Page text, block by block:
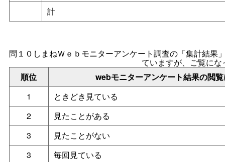
計
問１０しまねＷｅｂモニターアンケート調査の「集計結果
ていますが、ご覧に
順位
webモニターアンケート結果の閲
1
ときどき見ている
2
見たことがある
3
見たことがない
3
毎回見ている